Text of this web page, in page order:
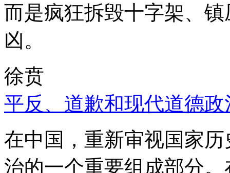
而是疯狂拆毁十字架、
凶。
徐贲
平反、道歉和现代道德政
在中国，重新审视国家
治的一个重要组成部分